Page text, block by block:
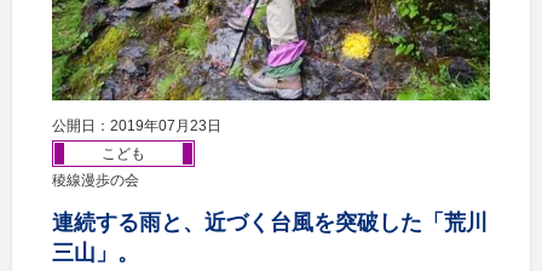
公開日：2019年07月23日
こども
稜線漫歩の会
連続する雨と、近づく台風を突破した「荒川
三山」。